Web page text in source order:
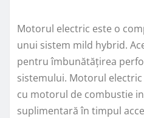
Motorul electric este o
unui sistem mild hybrid.
pentru îmbunătățirea
sistemului. Motorul
cu motorul de combustie
suplimentară în timpul